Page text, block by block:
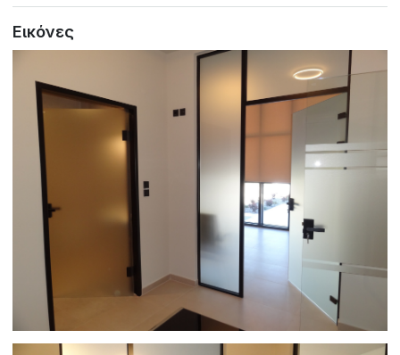
Εικόνες